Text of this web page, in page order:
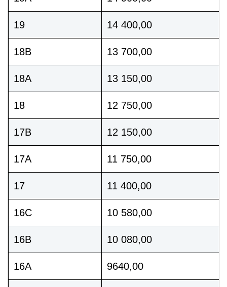
19 14 400,00
18B 13 700,00
18A 13 150,00
18 12 750,00
17B 12 150,00
17A 11 750,00
17 11 400,00
16C 10 580,00
16B 10 080,00
16A 9640,00